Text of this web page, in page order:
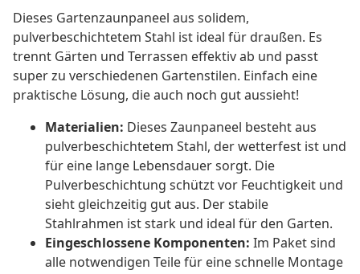
Dieses Gartenzaunpaneel aus solidem,
pulverbeschichtetem Stahl ist ideal für draußen. Es
trennt Gärten und Terrassen effektiv ab und passt
super zu verschiedenen Gartenstilen. Einfach eine
praktische Lösung, die auch noch gut aussieht!
Materialien: Dieses Zaunpaneel besteht aus
pulverbeschichtetem Stahl, der wetterfest ist und
für eine lange Lebensdauer sorgt. Die
Pulverbeschichtung schützt vor Feuchtigkeit und
sieht gleichzeitig gut aus. Der stabile
Stahlrahmen ist stark und ideal für den Garten.
Eingeschlossene Komponenten: Im Paket sind
alle notwendigen Teile für eine schnelle Montage